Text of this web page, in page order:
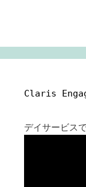
Claris
デイサービス